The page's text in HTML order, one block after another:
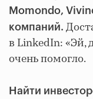
Momondo,
компаний.
в LinkedIn: «Эй,
очень помогло.
Найти